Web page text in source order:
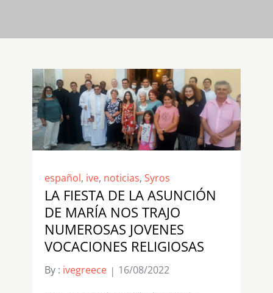
español, ive, noticias, Syros
LA FIESTA DE LA ASUNCIÓN
DE MARÍA NOS TRAJO
NUMEROSAS JOVENES
VOCACIONES RELIGIOSAS
By : ivegreece 16/08/2022